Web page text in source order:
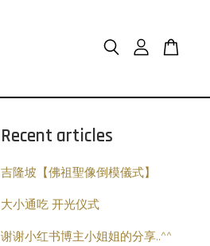
Recent articles
吉隆坡【佛祖聖像倒模儀式】
大小通吃 开光仪式
谢谢小红书博主小姐姐的分享..^^